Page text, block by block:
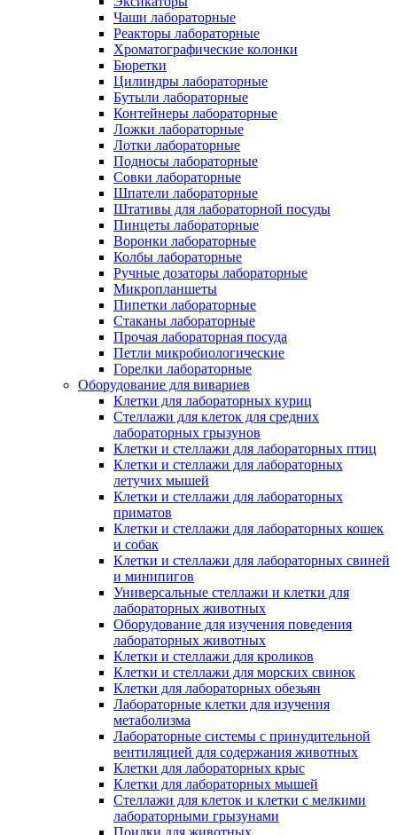
Чаши лабораторные
Реакторы лабораторные
Хроматографические колонки
Бюретки
Цилиндры лабораторные
Бутыли лабораторные
Контейнеры лабораторные
Ложки лабораторные
Лотки лабораторные
Подносы лабораторные
Совки лабораторные
Шпатели лабораторные
Штативы для лабораторной посуды
Пинцеты лабораторные
Воронки лабораторные
Колбы лабораторные
Ручные дозаторы лабораторные
Микропланшеты
Пипетки лабораторные
Стаканы лабораторные
Прочая лабораторная посуда
Петли микробиологические
Горелки лабораторные
Оборудование для вивариев
Клетки для лабораторных куриц
Стеллажи для клеток для средних
лабораторных грызунов
Клетки и стеллажи для лабораторных птиц
Клетки и стеллажи для лабораторных
летучих мышей
Клетки и стеллажи для лабораторных
приматов
Клетки и стеллажи для лабораторных кошек
и собак
Клетки и стеллажи для лабораторных свиней
и минипигов
Универсальные стеллажи и клетки для
лабораторных животных
Оборудование для изучения поведения
лабораторных животных
Клетки и стеллажи для кроликов
Клетки и стеллажи для морских свинок
Клетки для лабораторных обезьян
Лабораторные клетки для изучения
метаболизма
Лабораторные системы с принудительной
вентиляцией для содержания животных
Клетки для лабораторных крыс
Клетки для лабораторных мышей
Стеллажи для клеток и клетки с мелкими
лабораторными грызунами
Поилки для животных